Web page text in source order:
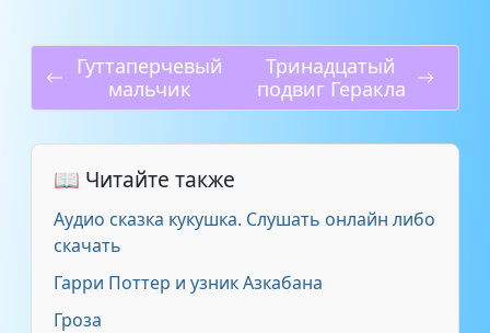
Гуттаперчевый
мальчик
Тринадцатый
подвиг Геракла
📖 Читайте также
Аудио сказка кукушка. Слушать онлайн либо
скачать
Гарри Поттер и узник Азкабана
Гроза